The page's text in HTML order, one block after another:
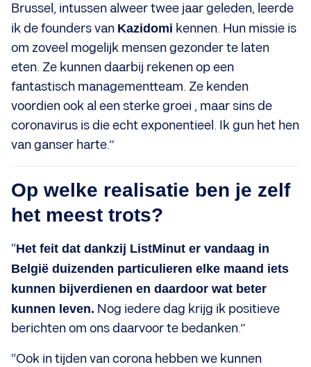
Brussel, intussen alweer twee jaar geleden, leerde
ik de founders van Kazidomi kennen. Hun missie is
om zoveel mogelijk mensen gezonder te laten
eten. Ze kunnen daarbij rekenen op een
fantastisch managementteam. Ze kenden
voordien ook al een sterke groei , maar sins de
coronavirus is die echt exponentieel. Ik gun het hen
van ganser harte.”
Op welke realisatie ben je zelf
het meest trots?
“Het feit dat dankzij ListMinut er vandaag in
België duizenden particulieren elke maand iets
kunnen bijverdienen en daardoor wat beter
kunnen leven. Nog iedere dag krijg ik positieve
berichten om ons daarvoor te bedanken.”
“Ook in tijden van corona hebben we kunnen